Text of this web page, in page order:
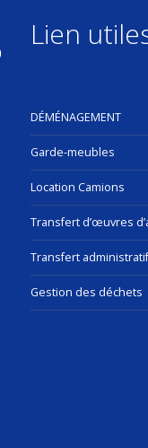
Lien
DÉMÉNAGEMENT
Garde-meubles
Location Camions
Transfert d’œuvres
Transfert administratif
Gestion des déchets